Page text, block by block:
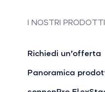
I NOSTRI PRODOTTI
Richiedi un’offerta
Panoramica